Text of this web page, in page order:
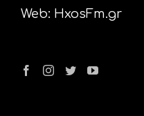
Web: HxosFm.gr